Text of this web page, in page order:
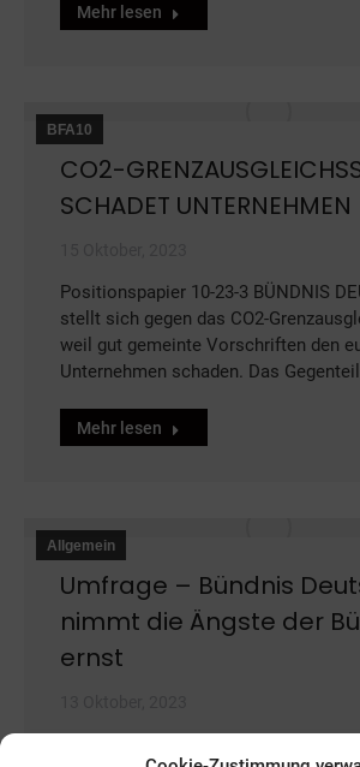
Mehr lesen
BFA10
CO2-
SCHADET UNTERNEHMEN
Positionspapier 10-23-3 BÜNDNIS
stellt sich gegen das CO2-
weil gut gemeinte Vorschriften den
Unternehmen schaden. Das
Mehr lesen
Allgemein
Umfrage – Bündnis
nimmt die Ängste der
ernst